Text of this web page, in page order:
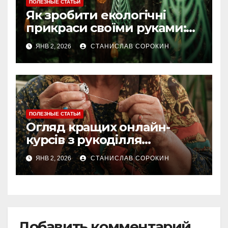
ПОЛЕЗНЫЕ СТАТЬИ
Як зробити екологічні
прикраси своїми руками:
ідеї та покрокові майстер-
класи
ЯНВ 2, 2026 СТАНИСЛАВ СОРОКИН
ПОЛЕЗНЫЕ СТАТЬИ
Огляд кращих онлайн-
курсів з рукоділля
українською мовою у 2025
році
ЯНВ 2, 2026 СТАНИСЛАВ СОРОКИН